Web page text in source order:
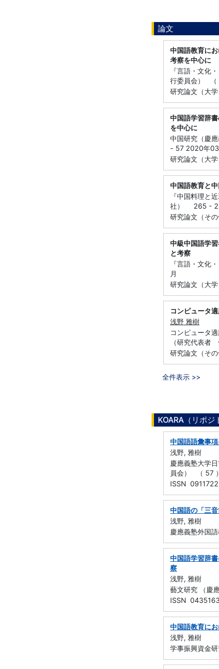
論文
中国語教育に
考察を中心に
『言語・文化
行委員会）
研究論文（大
中国語学習辞
を中心に
中国研究（慶
- 57 2020年
研究論文（大
中国語教育と
『中国料理と
社） 265 -
研究論文（そ
中級中国語学
と考察
『言語・文化
月
研究論文（大
コンピュータ
浅野 雅樹
コンピュータ
（研究代表
研究論文（そ
全件表示 >>
KOARA（リポ
中国語語彙事
浅野, 雅樹
慶應義塾大学
員会） （ 57
ISSN
中国語の「三
浅野, 雅樹
慶應義塾外国
中国語学習辞
察
浅野, 雅樹
藝文研究 （慶
ISSN
中国語教育に
浅野, 雅樹
学事振興資金